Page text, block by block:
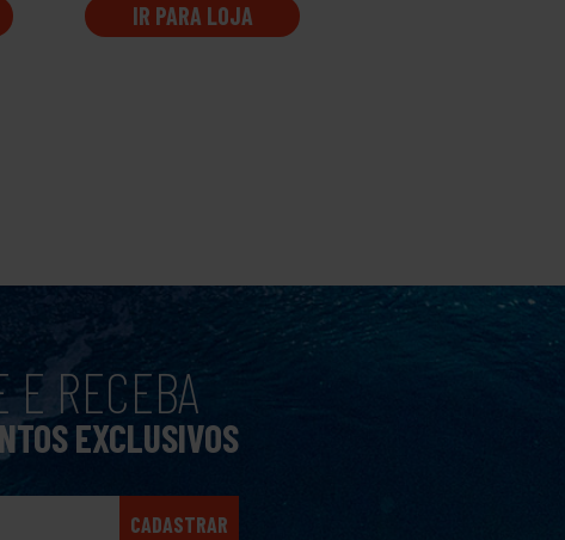
IR PARA LOJA
E RECEBA
EXCLUSIVOS
CADASTRAR